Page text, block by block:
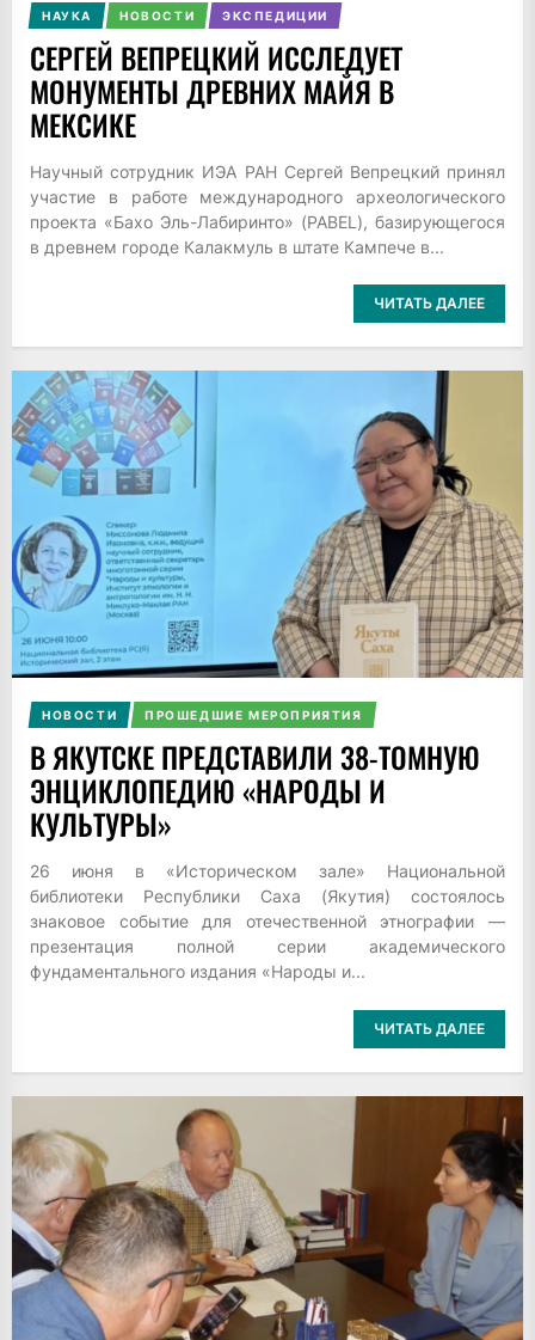
НАУКА НОВОСТИ ЭКСПЕДИЦИИ
СЕРГЕЙ ВЕПРЕЦКИЙ ИССЛЕДУЕТ
МОНУМЕНТЫ ДРЕВНИХ МАЙЯ В
МЕКСИКЕ
Научный сотрудник ИЭА РАН Сергей Вепрецкий принял
участие в работе международного археологического
проекта «Бахо Эль-Лабиринто» (PABEL), базирующегося
в древнем городе Калакмуль в штате Кампече в...
ЧИТАТЬ ДАЛЕЕ
НОВОСТИ ПРОШЕДШИЕ МЕРОПРИЯТИЯ
В ЯКУТСКЕ ПРЕДСТАВИЛИ 38-ТОМНУЮ
ЭНЦИКЛОПЕДИЮ «НАРОДЫ И
КУЛЬТУРЫ»
26 июня в «Историческом зале» Национальной
библиотеки Республики Саха (Якутия) состоялось
знаковое событие для отечественной этнографии —
презентация полной серии академического
фундаментального издания «Народы и...
ЧИТАТЬ ДАЛЕЕ